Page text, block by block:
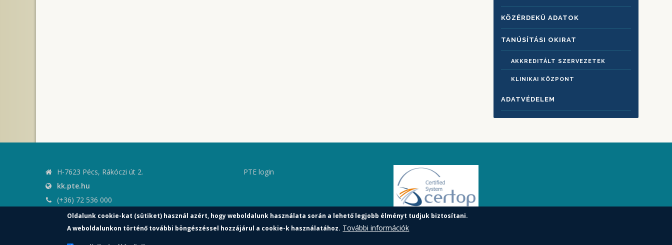
KÖZÉRDEKŰ ADATOK
TANÚSÍTÁSI OKIRAT
AKKREDITÁLT SZERVEZETEK
KLINIKAI KÖZPONT
ADATVÉDELEM
H-7623 Pécs, Rákóczi út 2.
kk.pte.hu
(+36) 72 536 000
kk.elnoki.hivatal@pte.hu
pte.hu
PTE login
Oldalunk cookie-kat (sütiket) használ azért, hogy weboldalunk használata során a lehető legjobb élményt tudjuk biztosítani.
A weboldalunkon történő további böngészéssel hozzájárul a cookie-k használatához. További információk